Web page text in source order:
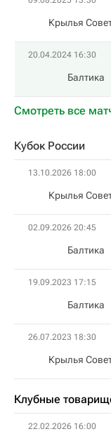
Крылья
20.04.2024 16:30
Балтика
Смотреть все
Кубок России
13.10.2026 18:00
Крылья
02.09.2026 20:45
Балтика
19.09.2023 17:15
Балтика
26.07.2023 18:30
Крылья
Клубные
22.02.2026 16:00